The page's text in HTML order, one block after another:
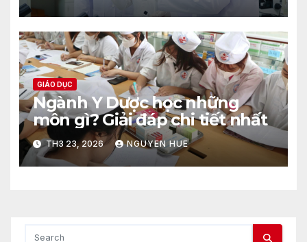
GIÁO DỤC
Ngành Y Dược học những
môn gì? Giải đáp chi tiết nhất
TH3 23, 2026 NGUYEN HUE